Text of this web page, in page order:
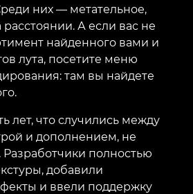
них — метательное,
А если вас не
найденного вами и
лута, посетите меню
там вы найдете
лет, что случились между
и дополнением, не
полностью
добавили
и ввели поддержку